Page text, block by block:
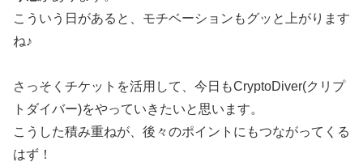
こういう日があると、モチベーションもグッと上がります
ね♪
さっそくチケットを活用して、今日もCryptoDiver(クリプ
トダイバー)をやっていきたいと思います。
こうした積み重ねが、後々のポイントにもつながってくる
はず！